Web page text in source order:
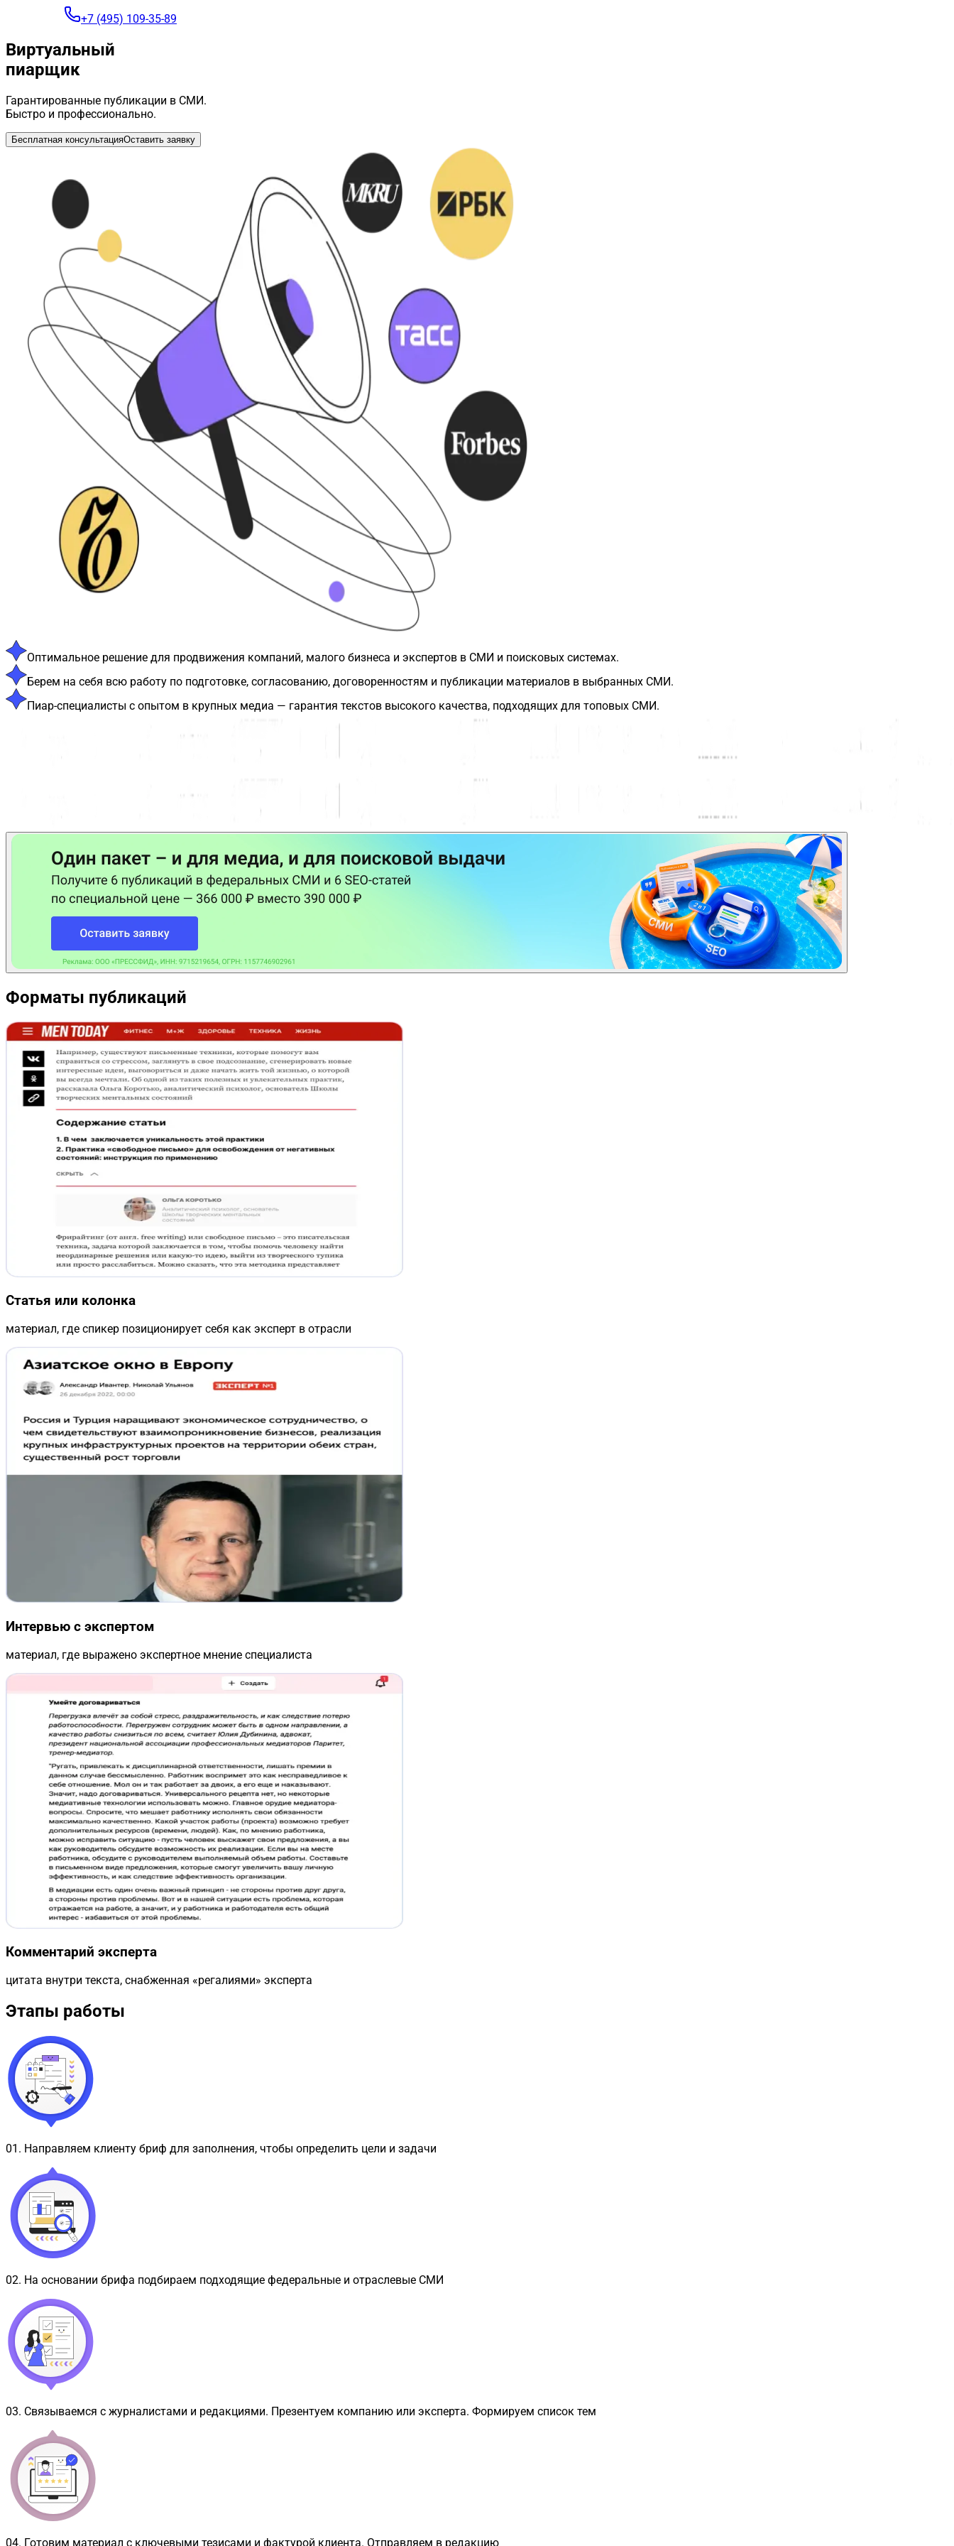
+7 (495) 109-35-89
Виртуальный
пиарщик
Гарантированные публикации в СМИ.
Быстро и профессионально.
Бесплатная консультацияОставить заявку
Оптимальное решение для продвижения компаний, малого бизнеса и экспертов в СМИ и поисковых системах.
Берем на себя всю работу по подготовке, согласованию, договоренностям и публикации материалов в выбранных СМИ.
Пиар-специалисты с опытом в крупных медиа — гарантия текстов высокого качества, подходящих для топовых СМИ.
Форматы публикаций
Статья или колонка
материал, где спикер позиционирует себя как эксперт в отрасли
Интервью с экспертом
материал, где выражено экспертное мнение специалиста
Комментарий эксперта
цитата внутри текста, снабженная «регалиями» эксперта
Этапы работы
01 . Направляем клиенту бриф для заполнения, чтобы определить цели и задачи
02. На основании брифа подбираем подходящие федеральные и отраслевые СМИ
03. Связываемся с журналистами и редакциями. Презентуем компанию или эксперта. Формируем список тем
04. Готовим материал с ключевыми тезисами и фактурой клиента. Отправляем в редакцию